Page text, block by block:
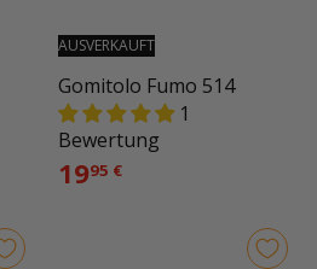
AUSVERKAUFT
Gomitolo Fumo 514
1
Bewertung
1995 €